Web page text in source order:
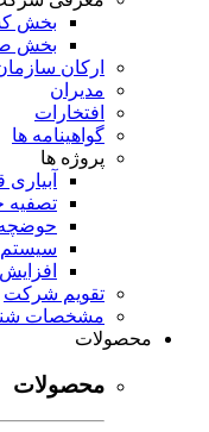
بخش
بخش
ارکان
مدیران
افتخارات
گواهینامه ها
پروژه ها
تصفیه
سیستم
تقویم شرکت
مشخصات
محصولات
محصولات